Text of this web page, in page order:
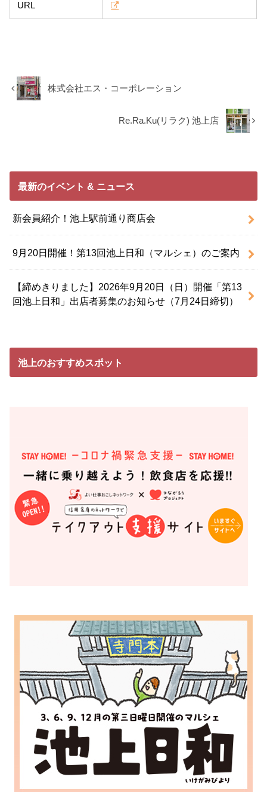
URL
株式会社エス・コーポレーション
Re.Ra.Ku(リラク) 池上店
最新のイベント & ニュース
新会員紹介！池上駅前通り商店会
9月20日開催！第13回池上日和（マルシェ）のご案内
【締めきりました】2026年9月20日（日）開催「第13
回池上日和」出店者募集のお知らせ（7月24日締切）
池上のおすすめスポット